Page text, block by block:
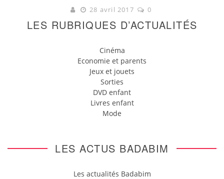
28 avril 2017 0
LES RUBRIQUES D’ACTUALITÉS
Cinéma
Economie et parents
Jeux et jouets
Sorties
DVD enfant
Livres enfant
Mode
LES ACTUS BADABIM
Les actualités Badabim